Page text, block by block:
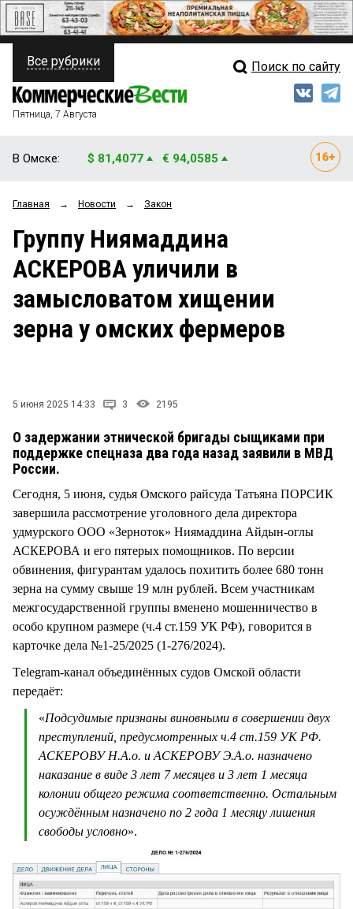
ПОЛИТИКА
ФИНАНСЫ
ОБЩЕСТВО
ЗАКОН
НОВОСТИ КОМПАНИЙ
Свежий выпуск
Рейтинги
Блоги
Архив
Все рубрики Поиск по сайту
Пятница, 7 Августа
В Омске: $ 81,4077 € 94,0585
Главная → Новости → Закон
Группу Ниямаддина
АСКЕРОВА уличили в
замысловатом хищении
зерна у омских фермеров
5 июня 2025 14:33 3 2195
О задержании этнической бригады сыщиками при
поддержке спецназа два года назад заявили в МВД
России.
Сегодня, 5 июня, судья Омского райсуда Татьяна ПОРСИК
завершила рассмотрение уголовного дела директора
удмурского ООО «Зерноток» Ниямаддина Айдын-оглы
АСКЕРОВА и его пятерых помощников. По версии
обвинения, фигурантам удалось похитить более 680 тонн
зерна на сумму свыше 19 млн рублей. Всем участникам
межгосударственной группы вменено мошенничество в
особо крупном размере (ч.4 ст.159 УК РФ), говорится в
карточке дела №1-25/2025 (1-276/2024).
Тelegram-канал объединённых судов Омской области
передаёт:
«Подсудимые признаны виновными в совершении двух
преступлений, предусмотренных ч.4 ст.159 УК РФ.
АСКЕРОВУ Н.А.о. и АСКЕРОВУ Э.А.о. назначено
наказание в виде 3 лет 7 месяцев и 3 лет 1 месяца
колонии общего режима соответственно. Остальным
осуждённым назначено по 2 года 1 месяцу лишения
свободы условно».